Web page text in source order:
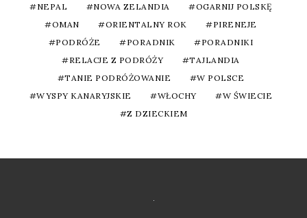
NEPAL
NOWA ZELANDIA
OGARNIJ POLSKĘ
OMAN
ORIENTALNY ROK
PIRENEJE
PODRÓŻE
PORADNIK
PORADNIKI
RELACJE Z PODRÓŻY
TAJLANDIA
TANIE PODRÓŻOWANIE
W POLSCE
WYSPY KANARYJSKIE
WŁOCHY
W ŚWIECIE
Z DZIECKIEM